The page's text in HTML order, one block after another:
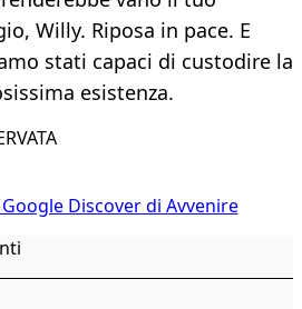
Willy. Riposa in pace. E
stati capaci di custodire la
esistenza.
Discover di Avvenire